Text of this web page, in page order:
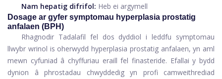
Nam hepatig difrifol: Heb ei argymell
Dosage ar gyfer symptomau hyperplasia prostatig
anfalaen (BPH)
Rhagnodir Tadalafil fel dos dyddiol i leddfu symptomau
llwybr wrinol is oherwydd hyperplasia prostatig anfalaen, yn aml
mewn cyfuniad â chyffuriau eraill fel finasteride. Efallai y bydd
dynion â phrostadau chwyddedig yn profi camweithrediad